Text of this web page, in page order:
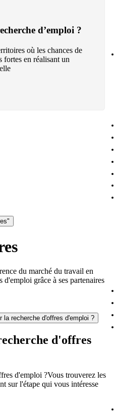
d’emploi ?
où les chances de
en réalisant un
du marché du travail en
grâce à ses partenaires
la recherche d'offres d'emploi ?
d'offres
d'emploi ?Vous trouverez les
sur l'étape qui vous intéresse